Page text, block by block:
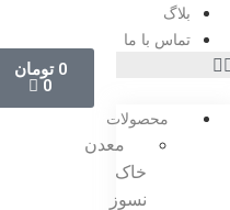
بلاگ
تماس با ما
محصولات
معدن
خاک
نسوز
تومان